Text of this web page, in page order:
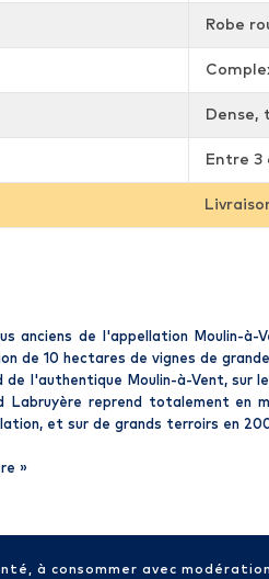
Robe
Dense,
Entre 3
anciens de l'appellation Moulin-
de 10 hectares de vignes de
de l'authentique Moulin-à-Vent, sur
Labruyère reprend totalement en
et sur de grands terroirs en
»
à consommer avec